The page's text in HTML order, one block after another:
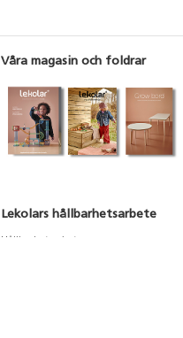
Våra magasin och foldrar
Lekolars hållbarhetsarbete